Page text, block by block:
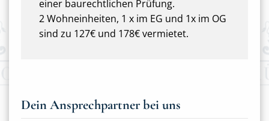
einer baurechtlichen Prüfung.
2 Wohneinheiten, 1 x im EG und 1x im OG
sind zu 127€ und 178€ vermietet.
Dein Ansprechpartner bei uns